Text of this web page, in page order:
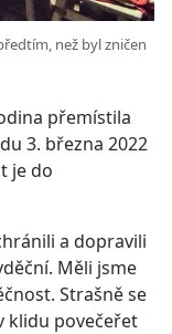
než byl zničen
přemístila
3. března 2022
je do
a dopravili
Měli jsme
Strašně se
klidu povečeřet